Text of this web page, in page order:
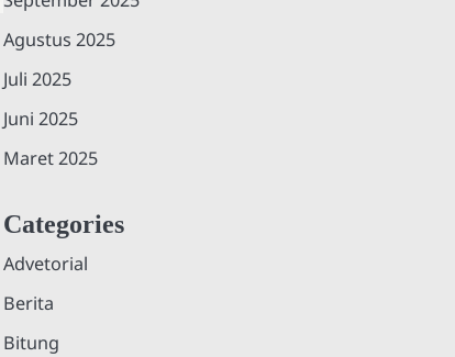
Agustus 2025
Juli 2025
Juni 2025
Maret 2025
Categories
Advetorial
Berita
Bitung